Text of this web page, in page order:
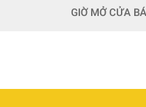
GIỜ MỞ CỬA